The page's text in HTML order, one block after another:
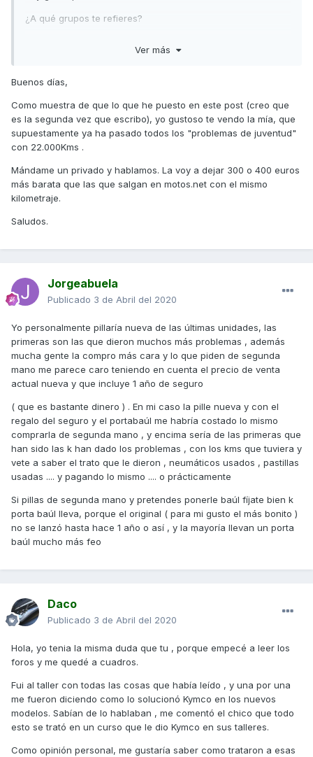
¿A qué grupos te refieres?
Ver más
Buenos días,
Como muestra de que lo que he puesto en este post (creo que
es la segunda vez que escribo), yo gustoso te vendo la mía, que
supuestamente ya ha pasado todos los "problemas de juventud"
con 22.000Kms .
Mándame un privado y hablamos. La voy a dejar 300 o 400 euros
más barata que las que salgan en motos.net con el mismo
kilometraje.
Saludos.
Jorgeabuela
Publicado 3 de Abril del 2020
Yo personalmente pillaría nueva de las últimas unidades, las
primeras son las que dieron muchos más problemas , además
mucha gente la compro más cara y lo que piden de segunda
mano me parece caro teniendo en cuenta el precio de venta
actual nueva y que incluye 1 año de seguro
( que es bastante dinero ) . En mi caso la pille nueva y con el
regalo del seguro y el portabaúl me habría costado lo mismo
comprarla de segunda mano , y encima sería de las primeras que
han sido las k han dado los problemas , con los kms que tuviera y
vete a saber el trato que le dieron , neumáticos usados , pastillas
usadas .... y pagando lo mismo .... o prácticamente
Si pillas de segunda mano y pretendes ponerle baúl fíjate bien k
porta baúl lleva, porque el original ( para mi gusto el más bonito )
no se lanzó hasta hace 1 año o así , y la mayoría llevan un porta
baúl mucho más feo
Daco
Publicado 3 de Abril del 2020
Hola, yo tenia la misma duda que tu , porque empecé a leer los
foros y me quedé a cuadros.
Fui al taller con todas las cosas que había leído , y una por una
me fueron diciendo como lo solucionó Kymco en los nuevos
modelos. Sabían de lo hablaban , me comentó el chico que todo
esto se trató en un curso que le dio Kymco en sus talleres.
Como opinión personal, me gustaría saber como trataron a esas